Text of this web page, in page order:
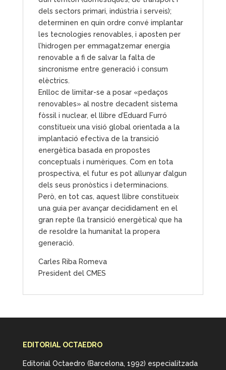
dels sectors primari, indústria i serveis);
determinen en quin ordre convé implantar
les tecnologies renovables, i aposten per
l’hidrogen per emmagatzemar energia
renovable a fi de salvar la falta de
sincronisme entre generació i consum
elèctrics.
Enlloc de limitar-se a posar «pedaços
renovables» al nostre decadent sistema
fòssil i nuclear, el llibre d’Eduard Furró
constitueix una visió global orientada a la
implantació efectiva de la transició
energètica basada en propostes
conceptuals i numèriques. Com en tota
prospectiva, el futur es pot allunyar d’algun
dels seus pronòstics i determinacions.
Però, en tot cas, aquest llibre constitueix
una guia per avançar decididament en el
gran repte (la transició energètica) que ha
de resoldre la humanitat la propera
generació.
Carles Riba Romeva
President del CMES
EDITORIAL OCTAEDRO
Editorial Octaedro (Barcelona, 1992) especialitzada